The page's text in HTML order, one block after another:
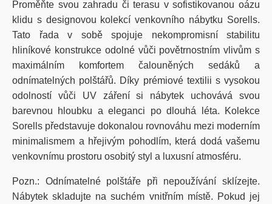
Proměňte svou zahradu či terasu v sofistikovanou oázu
klidu s designovou kolekcí venkovního nábytku Sorells.
Tato řada v sobě spojuje nekompromisní stabilitu
hliníkové konstrukce odolné vůči povětrnostním vlivům s
maximálním komfortem čalouněných sedáků a
odnímatelných polštářů. Díky prémiové textilii s vysokou
odolností vůči UV záření si nábytek uchovává svou
barevnou hloubku a eleganci po dlouhá léta. Kolekce
Sorells představuje dokonalou rovnováhu mezi moderním
minimalismem a hřejivým pohodlím, která dodá vašemu
venkovnímu prostoru osobitý styl a luxusní atmosféru.
Pozn.: Odnímatelné polštáře při nepoužívání sklízejte.
Nábytek skladujte na suchém vnitřním místě. Pokud jej